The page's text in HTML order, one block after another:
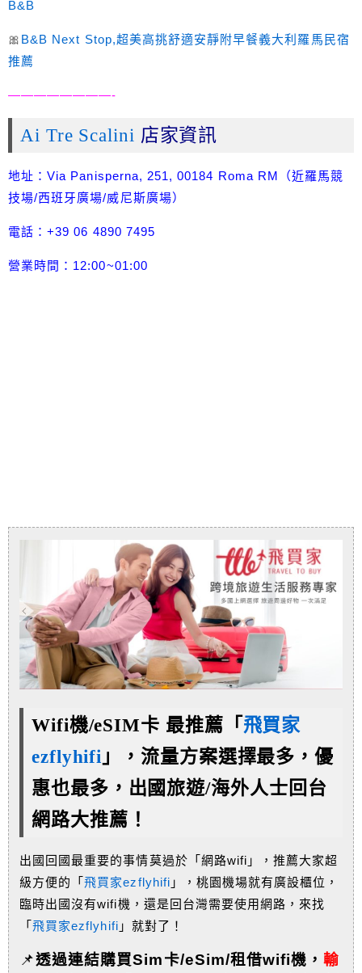
B&B
🎀 B&B Next Stop,超美高挑舒適安靜附早餐義大利羅馬民宿
推薦
————————-
Ai Tre Scalini 店家資訊
地址：Via Panisperna, 251, 00184 Roma RM（近羅馬競
技場/西班牙廣場/威尼斯廣場）
電話：+39 06 4890 7495
營業時間：12:00~01:00
Wifi機/eSIM卡 最推薦「 飛買家
ezflyhifi 」，流量方案選擇最多，優
惠也最多， 出國旅遊/海外人士回台
網路大推薦！
出國回國最重要的事情莫過於「網路wifi」，推薦大家超
級方便的「飛買家ezflyhifi 」，桃園機場就有廣設櫃位，
臨時出國沒有wifi機，還是回台灣需要使用網路，來找
「飛買家ezflyhifi 」就對了！
📌透過連結購買Sim卡/eSim/租借wifi機，輸